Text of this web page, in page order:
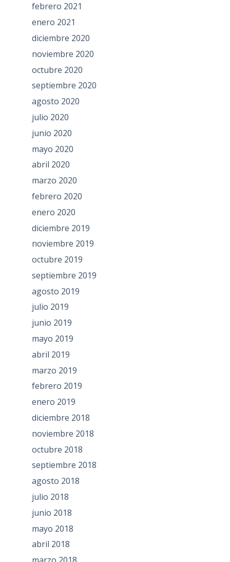
febrero 2021
enero 2021
diciembre 2020
noviembre 2020
octubre 2020
septiembre 2020
agosto 2020
julio 2020
junio 2020
mayo 2020
abril 2020
marzo 2020
febrero 2020
enero 2020
diciembre 2019
noviembre 2019
octubre 2019
septiembre 2019
agosto 2019
julio 2019
junio 2019
mayo 2019
abril 2019
marzo 2019
febrero 2019
enero 2019
diciembre 2018
noviembre 2018
octubre 2018
septiembre 2018
agosto 2018
julio 2018
junio 2018
mayo 2018
abril 2018